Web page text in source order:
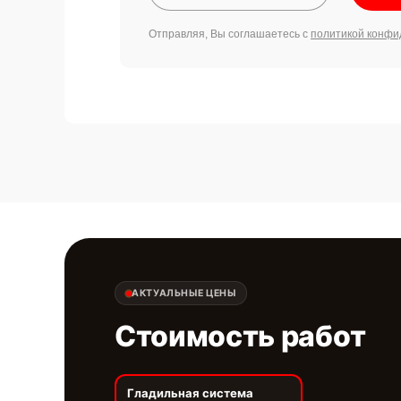
Отправляя, Вы соглашаетесь с политикой
АКТУАЛЬНЫЕ ЦЕНЫ
Стоимость работ
Гладильная система